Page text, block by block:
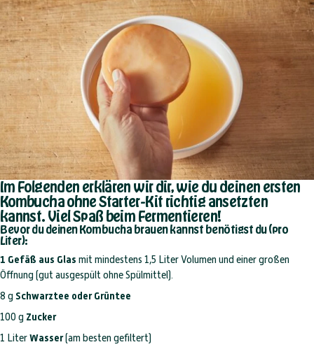
Im Folgenden erklären wir dir, wie du deinen ersten
Kombucha ohne Starter-Kit richtig ansetzten
kannst. Viel Spaß beim Fermentieren!
Bevor du deinen Kombucha brauen kannst benötigst du (pro
Liter):
1 Gefäß aus Glas mit mindestens 1,5 Liter Volumen und einer großen
Öffnung (gut ausgespült ohne Spülmittel).
8 g Schwarztee oder Grüntee
100 g Zucker
1 LiterWasser(am besten gefiltert)